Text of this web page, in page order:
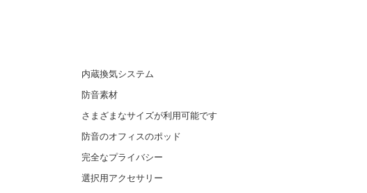
内蔵換気システム
防音素材
さまざまなサイズが利用可能です
防音のオフィスのポッド
完全なプライバシー
選択用アクセサリー